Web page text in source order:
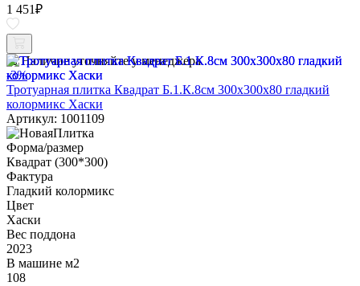
1 451₽
Наличие уточняйте у менеджера
-3%
Тротуарная плитка Квадрат Б.1.К.8см 300х300х80 гладкий
колормикс Хаски
Артикул: 1001109
Форма/размер
Квадрат (300*300)
Фактура
Гладкий колормикс
Цвет
Хаски
Вес поддона
2023
В машине м2
108